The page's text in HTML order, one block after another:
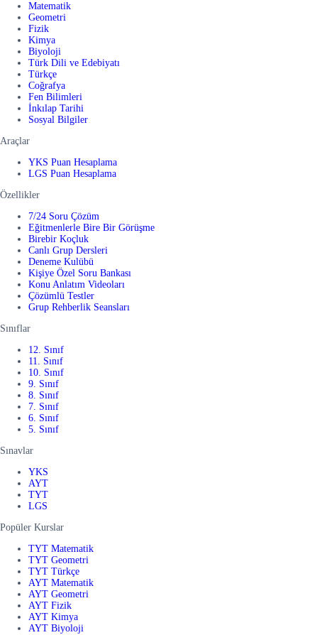
Matematik
Geometri
Fizik
Kimya
Biyoloji
Türk Dili ve Edebiyatı
Türkçe
Coğrafya
Fen Bilimleri
İnkılap Tarihi
Sosyal Bilgiler
Araçlar
YKS Puan Hesaplama
LGS Puan Hesaplama
Özellikler
7/24 Soru Çözüm
Eğitmenlerle Bire Bir Görüşme
Birebir Koçluk
Canlı Grup Dersleri
Deneme Kulübü
Kişiye Özel Soru Bankası
Konu Anlatım Videoları
Çözümlü Testler
Grup Rehberlik Seansları
Sınıflar
12. Sınıf
11. Sınıf
10. Sınıf
9. Sınıf
8. Sınıf
7. Sınıf
6. Sınıf
5. Sınıf
Sınavlar
YKS
AYT
TYT
LGS
Popüler Kurslar
TYT Matematik
TYT Geometri
TYT Türkçe
AYT Matematik
AYT Geometri
AYT Fizik
AYT Kimya
AYT Biyoloji